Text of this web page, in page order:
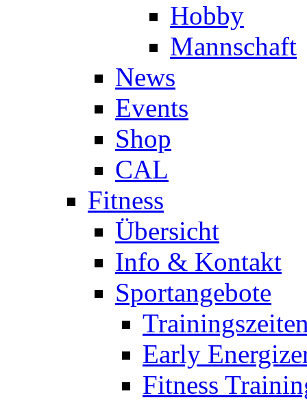
Hobby
Mannschaft
News
Events
Shop
CAL
Fitness
Übersicht
Info & Kontakt
Sportangebote
Early
Fitness